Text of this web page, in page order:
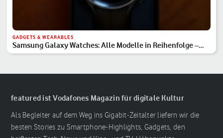
GADGETS & WEARABLES
Samsung Galaxy Watches: Alle Modelle in Reihenfolge –
Hauptserie, Classic & Ultra
featured ist Vodafones Magazin für digitale Kultur
Als Begleiter auf dem Weg ins Gigabit-Zeitalter liefern wir die
besten Stories zu Smartphone-Highlights, Gadgets, den